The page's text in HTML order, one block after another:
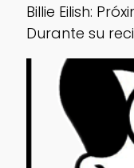
Billie Eilish:
Durante su